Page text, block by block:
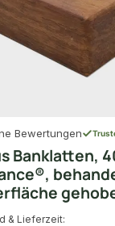
Bewertungen
Banklatten,
& Lieferzeit: